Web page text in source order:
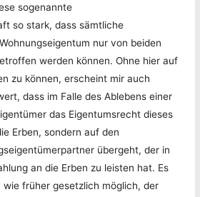
sogenannte
so stark, dass sämtliche
nur von beiden
werden können. Ohne hier auf
zu können, erscheint mir auch
dass im Falle des Ablebens einer
das Eigentumsrecht dieses
Erben, sondern auf den
übergeht, der in
an die Erben zu leisten hat. Es
wie früher gesetzlich möglich, der